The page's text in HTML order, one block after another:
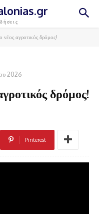
νέος αγροτικός δρόμος!
2026
δρόμος!
Pinterest